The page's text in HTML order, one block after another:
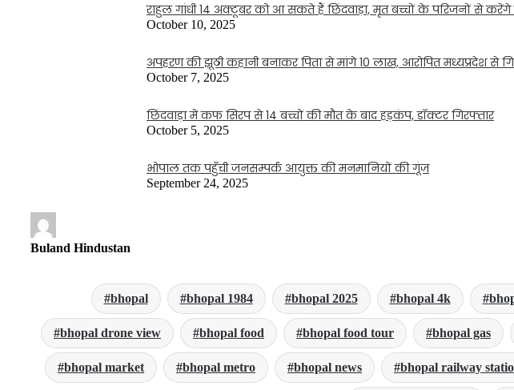
राहुल गांधी 14 अक्टूबर को आ सकते हैं छिंदवाड़ा, मृत बच्चों के परिजनों से
October 10, 2025
अपहरण की झूठी कहानी बनाकर पिता से मांगे 10 लाख, आरोपित मध्यप्रदेश से
October 7, 2025
छिंदवाड़ा में कफ सिरप से 14 बच्चों की मौत के बाद हड़कंप, डॉक्टर गिरफ्तार
October 5, 2025
भोपाल तक पहुँची जनसम्पर्क आयुक्त की मनमानियों की गूंज
September 24, 2025
Buland Hindustan
bhopal bhopal 1984 bhopal 2025 bhopal 4k
bhopal drone view bhopal food bhopal food tour bhopal gas
bhopal market bhopal metro bhopal news bhopal railway